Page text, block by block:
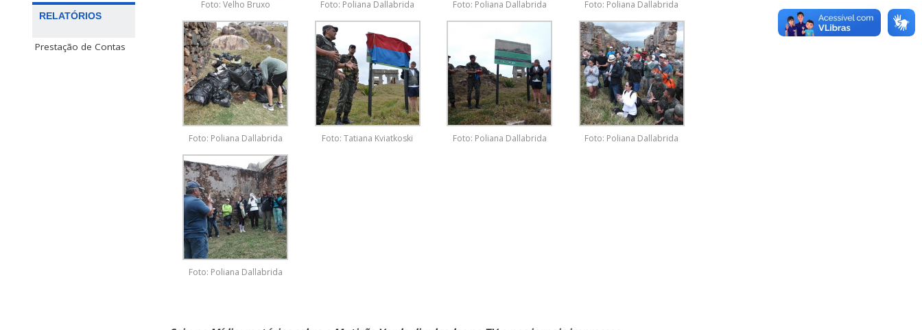
RELATÓRIOS
Prestação de Contas
Foto: Velho Bruxo Foto: Poliana Dallabrida Foto: Poliana Dallabrida Foto: Poliana Dallabrida
Foto: Poliana Dallabrida Foto: Tatiana Kviatkoski Foto: Poliana Dallabrida Foto: Poliana Dallabrida
Foto: Poliana Dallabrida